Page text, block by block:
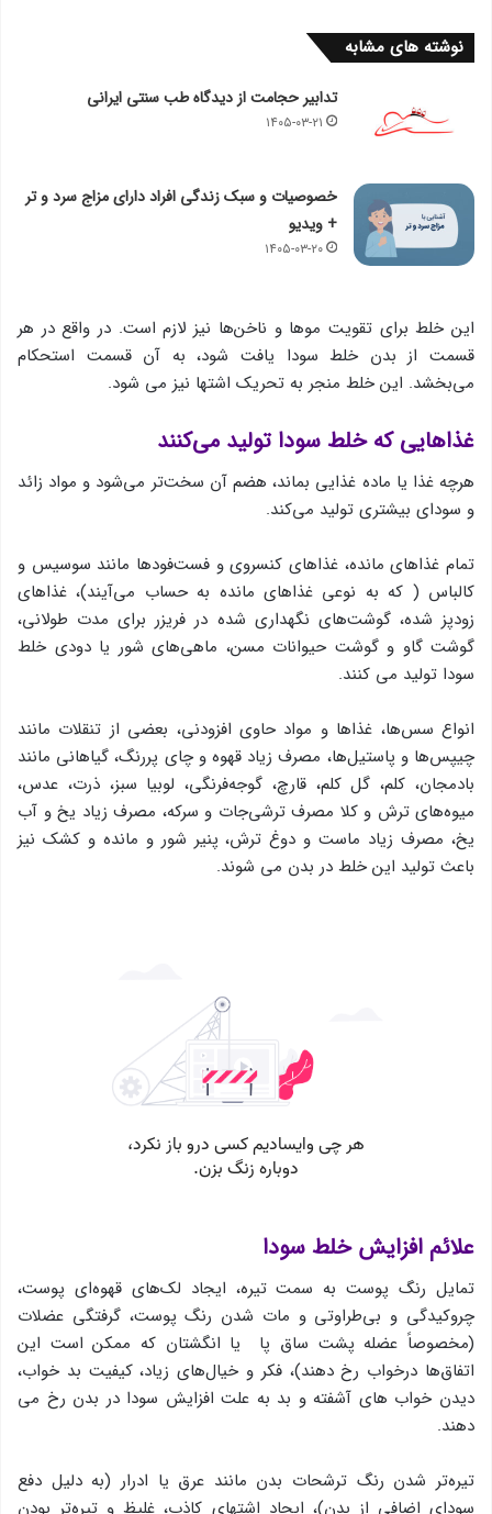
نوشته های مشابه
تدابیر حجامت از دیدگاه طب سنتی ایرانی
۱۴۰۵-۰۳-۲۱
خصوصیات و سبک زندگی افراد دارای مزاج سرد و تر
+ ویدیو
۱۴۰۵-۰۳-۲۰
این خلط برای تقویت موها و ناخن‌ها نیز لازم است. در واقع در هر
قسمت از بدن خلط سودا یافت ‌شود، به آن قسمت استحكام
می‌بخشد. این خلط منجر به تحریک اشتها نیز می شود.
غذاهایی كه خلط سودا تولید می‌‌كنند
هرچه غذا یا ماده غذایی بماند، هضم آن سخت‌تر می‌شود و مواد زائد
و سودای بیشتری تولید می‌كند.
تمام غذاهای مانده، غذاهای كنسروی و فست‌فودها مانند سوسیس و
كالباس ( كه به نوعی غذاهای مانده به حساب می‌آیند)، غذاهای
زودپز شده، گوشت‌های نگهداری شده در فریزر برای مدت طولانی،
گوشت گاو و گوشت حیوانات مسن، ماهی‌های شور یا دودی خلط
سودا تولید می کنند.
انواع سس‌ها، غذاها و مواد حاوی افزودنی، بعضی از تنقلات مانند
چیپس‌ها و پاستیل‌ها، ‌مصرف زیاد قهوه و چای پررنگ، گیاهانی مانند
بادمجان، كلم، گل كلم، قارچ، گوجه‌فرنگی، لوبیا سبز، ذرت، عدس،
میوه‌های ترش و كلا مصرف ترشی‌جات و سركه، مصرف زیاد یخ و آب
یخ، مصرف زیاد ماست و دوغ ترش، پنیر شور و مانده و كشک نیز
باعث تولید این خلط در بدن می شوند.
علائم افزایش خلط سودا
تمایل رنگ پوست به سمت تیره، ایجاد لك‌های قهوه‌ای پوست،
چروكیدگی و بی‌طراوتی و مات شدن رنگ پوست، گرفتگی عضلات
(مخصوصاً‌ عضله پشت ساق پا یا انگشتان كه ممكن است این
اتفاق‌ها درخواب رخ دهند)، فكر و خیال‌های زیاد، كیفیت بد خواب،
دیدن خواب های آشفته و بد به علت افزایش سودا در بدن رخ می
دهند.
تیره‌تر شدن رنگ ترشحات بدن مانند عرق یا ادرار (به دلیل دفع
سودای اضافی از بدن)، ایجاد اشتهای كاذب، غلیظ و تیره‌تر بودن